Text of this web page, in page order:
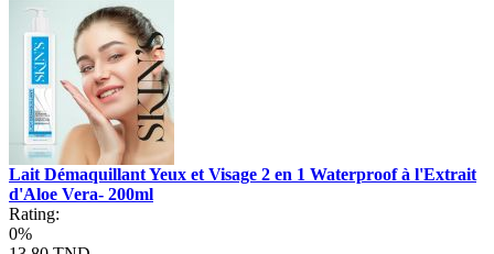
Lait Démaquillant Yeux et Visage 2 en 1 Waterproof à l'Extrait
d'Aloe Vera- 200ml
Rating:
0%